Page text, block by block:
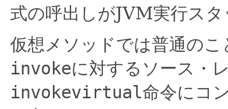
式の呼出しがJVM実行ス
仮想メソッドでは普通のこ
invokeに対するソース・
invokevirtual命令にコ